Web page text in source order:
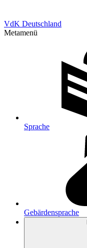
VdK Deutschland
Metamenü
Sprache
Gebärdensprache